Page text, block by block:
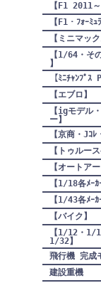
【F1 2011
【F1・ﾌｫｰﾐｭﾗ
【ミニマック
【1/64・そ
】
【ﾐﾆﾁｬﾝﾌﾟｽ
【エブロ】
【igモデル
ー】
【京商・Jｺﾚ
【トゥルー
【オートアー
【1/18各ﾒｰｶｰ
【1/43各ﾒｰｶｰ
【バイク】
【1/12・1/
1/32】
飛行機 完成
建設重機